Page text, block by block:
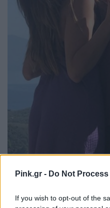
Pink.gr - Do Not
If you wish to opt-out of the